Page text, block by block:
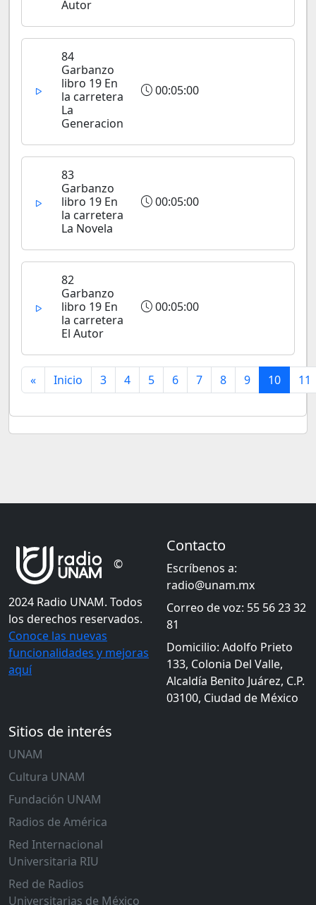
Autor
84
Garbanzo
libro 19 En
la carretera
La
Generacion
00:05:00
83
Garbanzo
libro 19 En
la carretera
La Novela
00:05:00
82
Garbanzo
libro 19 En
la carretera
El Autor
00:05:00
« Inicio 3 4 5 6 7 8 9 10 11
©
2024 Radio UNAM. Todos
los derechos reservados.
Conoce las nuevas
funcionalidades y mejoras
aquí
Contacto
Escríbenos a:
radio@unam.mx
Correo de voz: 55 56 23 32
81
Domicilio: Adolfo Prieto
133, Colonia Del Valle,
Alcaldía Benito Juárez, C.P.
03100, Ciudad de México
Sitios de interés
UNAM
Cultura UNAM
Fundación UNAM
Radios de América
Red Internacional
Universitaria RIU
Red de Radios
Universitarias de México